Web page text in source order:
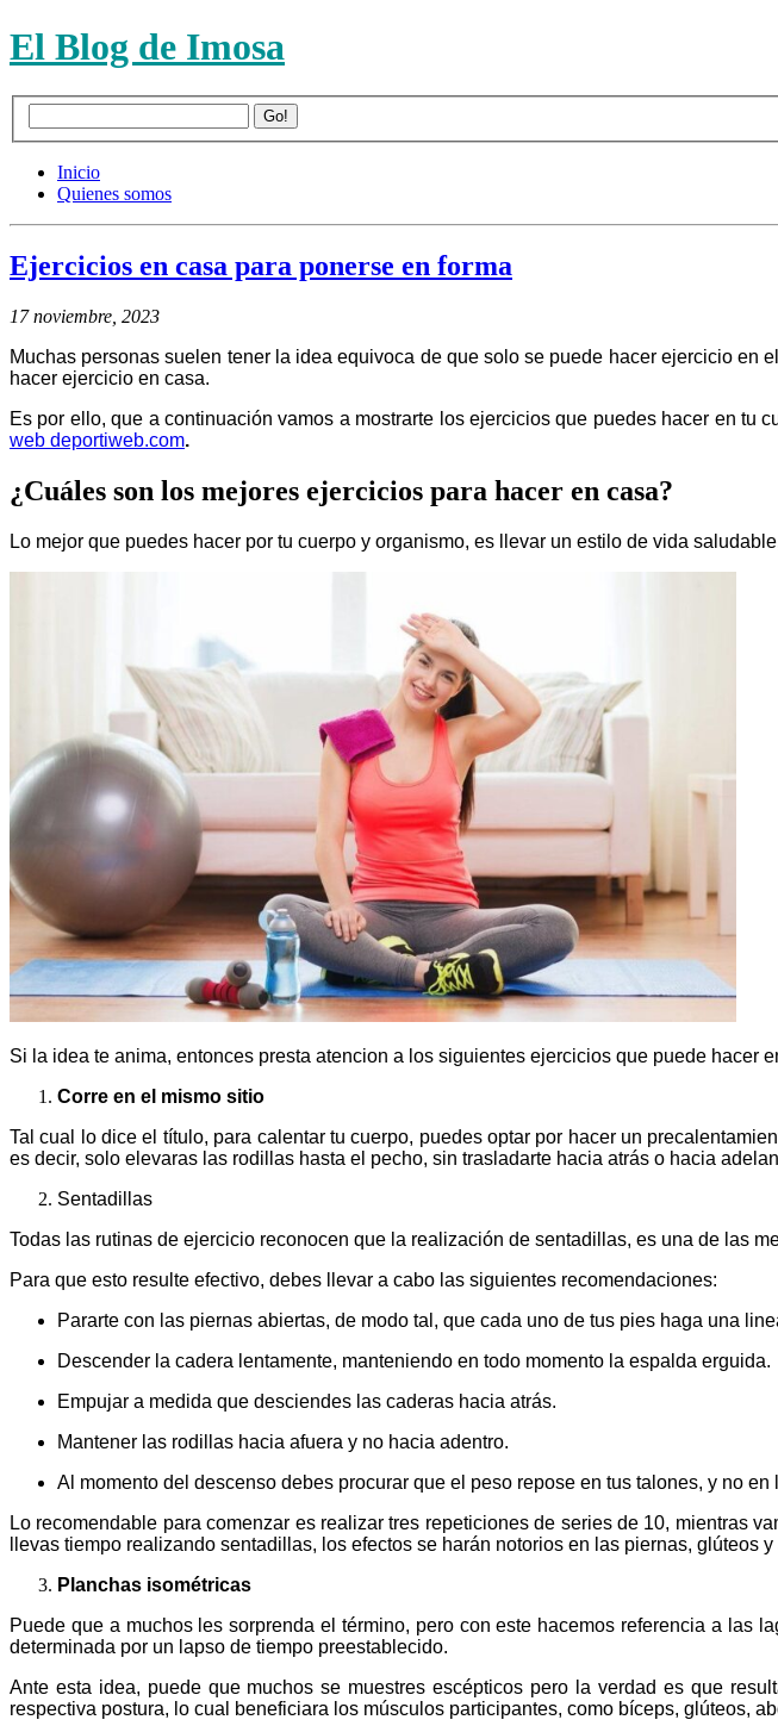
El Blog de Imosa
Inicio
Quienes somos
Ejercicios en casa para ponerse en forma
17 noviembre, 2023
Muchas personas suelen tener la idea equivoca de que solo se puede hacer ejercicio
hacer ejercicio en casa.
Es por ello, que a continuación vamos a mostrarte los ejercicios que puedes hacer en tu
web deportiweb.com.
¿Cuáles son los mejores ejercicios para hacer en casa?
Lo mejor que puedes hacer por tu cuerpo y organismo, es llevar un estilo de vida
Si la idea te anima, entonces presta atencion a los siguientes ejercicios que puede hacer
Corre en el mismo sitio
Tal cual lo dice el título, para calentar tu cuerpo, puedes optar por hacer un
es decir, solo elevaras las rodillas hasta el pecho, sin trasladarte hacia atrás o hacia
Sentadillas
Todas las rutinas de ejercicio reconocen que la realización de sentadillas, es una de las
Para que esto resulte efectivo, debes llevar a cabo las siguientes recomendaciones:
Pararte con las piernas abiertas, de modo tal, que cada uno de tus pies haga una
Descender la cadera lentamente, manteniendo en todo momento la espalda erguida.
Empujar a medida que desciendes las caderas hacia atrás.
Mantener las rodillas hacia afuera y no hacia adentro.
Al momento del descenso debes procurar que el peso repose en tus talones, y no en
Lo recomendable para comenzar es realizar tres repeticiones de series de 10, mientras
llevas tiempo realizando sentadillas, los efectos se harán notorios en las piernas, glúteos y
Planchas isométricas
Puede que a muchos les sorprenda el término, pero con este hacemos referencia a las
determinada por un lapso de tiempo preestablecido.
Ante esta idea, puede que muchos se muestres escépticos pero la verdad es que
respectiva postura, lo cual beneficiara los músculos participantes, como bíceps, glúteos,